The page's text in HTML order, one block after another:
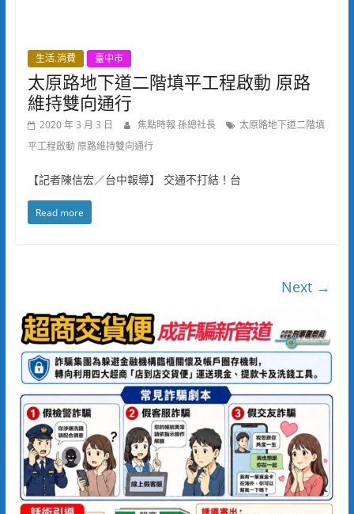
生活.消費 臺中市
太原路地下道二階填平工程啟動 原路
維持雙向通行
2020 年 3 月 3 日 焦點時報 孫總社長
太原路地下道二階填
平工程啟動 原路維持雙向通行
【記者陳信宏／台中報導】 交通不打結！台
Read more
Next →